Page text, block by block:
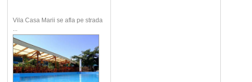
Vila Casa Marii se afla pe strada
...